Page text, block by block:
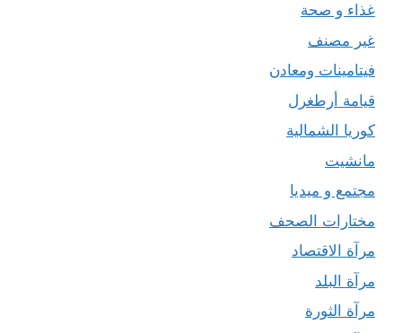
غذاء و صحة
غير مصنف
فيتامينات ومعادن
قيامة أرطغرل
كوريا الشمالية
مانشيت
مجتمع و ميديا
مختارات الصحف
مرآة الاقتصاد
مرآة البلد
مرآة الثورة